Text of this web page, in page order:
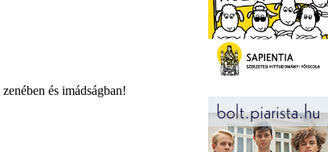
és imádságban!